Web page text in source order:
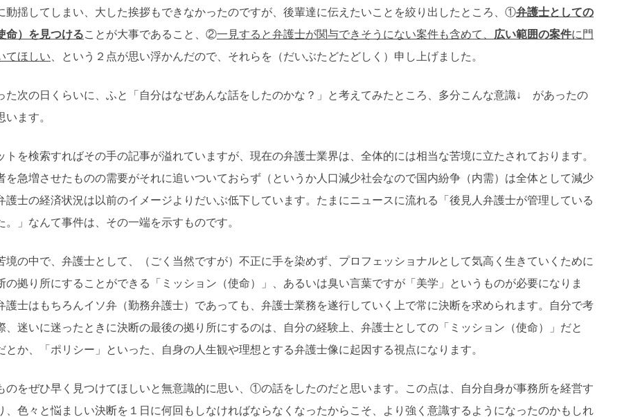
揺してしまい、大した挨拶もできなかったのですが、後輩達に伝えたいことを絞り出したところ、①弁護士としての
命）を見つけることが大事であること、②一見すると弁護士が関与できそうにない案件も含めて、 広い範囲の案件に門
てほしい 、という２点が思い浮かんだので、それらを（だいぶたどたどしく）申し上げました。
次の日くらいに、ふと「自分はなぜあんな話をしたのかな？」と考えてみたところ、多分こんな意識↓ があったの
います。
を検索すればその手の記事が溢れていますが、現在の弁護士業界は、全体的には相当な苦境に立たされております。
を急増させたものの需要がそれに追いついておらず（というか人口減少社会なので国内紛争（内需）は全体として減少
護士の経済状況は以前のイメージよりだいぶ低下しています。たまにニュースに流れる「後見人弁護士が管理している
。」なんて事件は、その一端を示すものです。
の中で、弁護士として、（ごく当然ですが）不正に手を染めず、プロフェッショナルとして気高く生きていくために
の拠り所にすることができる「ミッション（使命）」、あるいは臭い言葉ですが「美学」というものが必要になりま
護士はもちろんイソ弁（勤務弁護士）であっても、弁護士業務を遂行していく上で常に決断を求められます。自分で考
、迷いに迷ったときに決断の最後の拠り所にするのは、自分の経験上、弁護士としての「ミッション（使命）」だと
とか、「ポリシー」といった、自身の人生観や理想とする弁護士像に起因する視点になります。
をぜひ早く見つけてほしいと無意識的に思い、①の話をしたのだと思います。この点は、自分自身が事務所を経営す
、色々と悩ましい決断を１日に何回もしなければならなくなったからこそ、より強く意識するようになったのかもしれ